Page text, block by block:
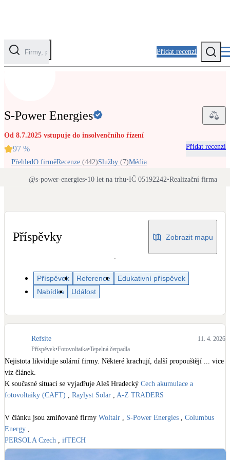
Přidat recenzi
Solární ohřev vody
Klimatizace pro vytápění
Na přípravu teplé vody i přitápění
Větrání s rekuperací
Teplovzdušné vytápění
Okna / dveře
Balkonové sestavy
S-Power Energies
Od 8.7.2025 vstupuje do insolvenčního řízení
97 %
Přidat recenzi
PřehledO firměRecenze (442)Služby (7)Média
@s-power-energies•10 let na trhu•IČ 05192242•Realizační firma
Příspěvky Zobrazit mapu
Příspěvek Reference
Edukativní příspěvek
Nabídka
Událost
Refsite
11. 4. 2026
Příspěvek•Fotovoltaika•Tepelná čerpadla
Nejistota likviduje solární firmy. Některé krachují, další propouštějí ... vice
viz článek.
K současné situaci se vyjadřuje Aleš Hradecký Cech akumulace a
fotovoltaiky (CAFT)
Raylyst Solar A-Z TRADERS
V článku jsou zmiňované firmy Woltair S-Power Energies
Columbus
Energy
PERSOLA Czech
ifTECH